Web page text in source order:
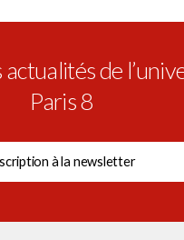
actualités de
Paris 8